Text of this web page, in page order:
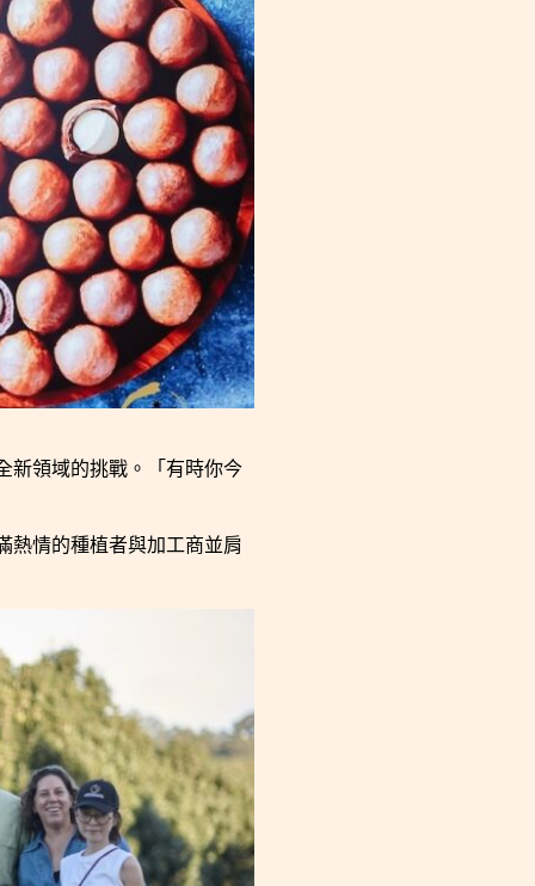
新領域的挑戰。「有時你今
熱情的種植者與加工商並肩